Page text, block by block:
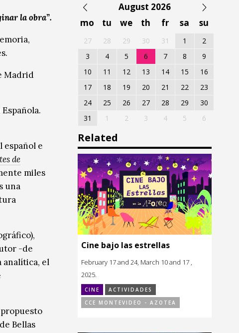
la obra”.
Madrid
español e
de
miles
una
-de
analítica, el
Bellas
August 2026
mo
tu we th fr sa su
27 28 29 30 31 1
2
3
4 5 6 7 8
9
10
11 12 13 14 15
16
17
18 19 20 21 22
23
24
25 26 27 28 29
30
31
1 2 3 4 5 6
Related
Cine bajo las estrellas
February 17 and 24, March 10 and 17 ,
2025.
CINE
ACTIVIDADES
CCE MONTEVIDEO - AZOTEA